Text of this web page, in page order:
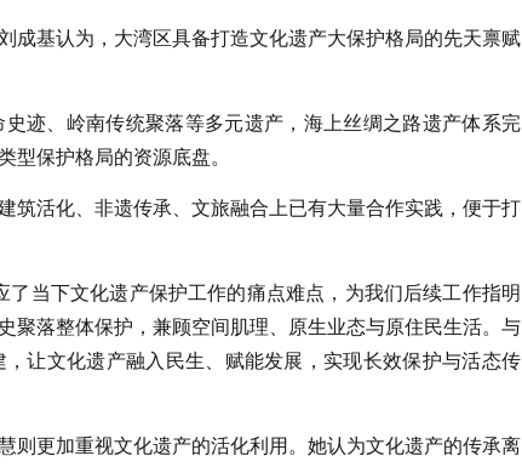
成基认为，大湾区具备打造文化遗产大保护格局的先天禀赋
迹、岭南传统聚落等多元遗产，海上丝绸之路遗产体系完
型保护格局的资源底盘。
筑活化、非遗传承、文旅融合上已有大量合作实践，便于打
当下文化遗产保护工作的痛点难点，为我们后续工作指明
聚落整体保护，兼顾空间肌理、原生业态与原住民生活。与
让文化遗产融入民生、赋能发展，实现长效保护与活态传
则更加重视文化遗产的活化利用。她认为文化遗产的传承离